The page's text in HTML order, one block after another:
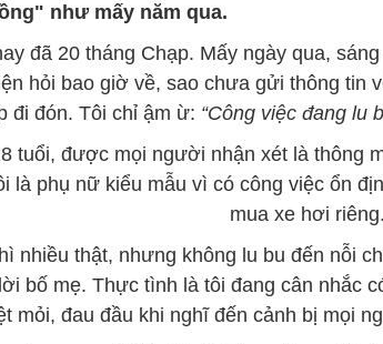
như mấy năm qua.
đã 20 tháng Chạp. Mấy ngày qua,
hỏi bao giờ về, sao chưa gửi thông tin
đi đón. Tôi chỉ ậm ừ: “Công việc đang lu
tuổi, được mọi người nhận xét là thông
là phụ nữ kiểu mẫu vì có công việc ổn
mua xe hơi riêng.
nhiều thật, nhưng không lu bu đến nỗi
bố mẹ. Thực tình là tôi đang cân nhắc
mỏi, đau đầu khi nghĩ đến cảnh bị mọi